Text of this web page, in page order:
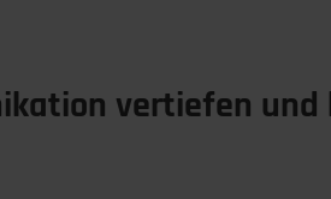
vertiefen